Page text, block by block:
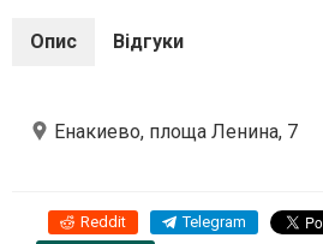
Опис Відгуки
Енакиево, площа Ленина, 7
Reddit Telegram